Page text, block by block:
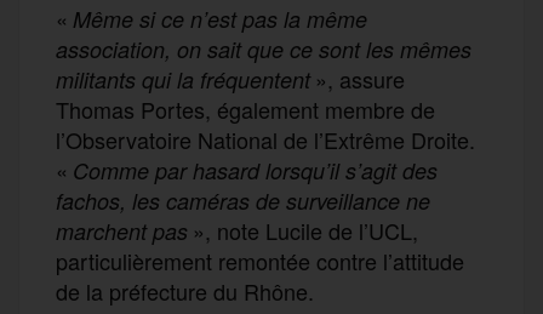
« Même si ce n’est pas la même
association, on sait que ce sont les mêmes
militants qui la fréquentent», assure
Thomas Portes, également membre de
l’Observatoire National de l’Extrême Droite.
« Comme par hasard lorsqu’il s’agit des
fachos, les caméras de surveillance ne
marchent pas », note Lucile de l’UCL,
particulièrement remontée contre l’attitude
de la préfecture du Rhône.